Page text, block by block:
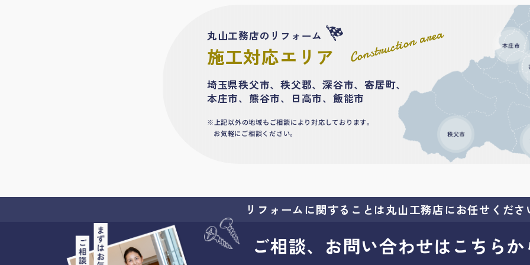
Construction area
丸山工務店のリフォーム
施工対応エリア
埼玉県秩父市、秩父郡、深谷市、寄居町、
本庄市、熊谷市、日高市、飯能市
上記以外の地域もご相談により対応しております。
お気軽にご相談ください。
リフォームに関することは丸山工務店にお任せくださ
ご相談、お問い合わせはこちら